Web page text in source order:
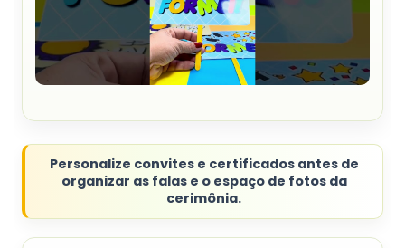
Personalize convites e certificados antes de
organizar as falas e o espaço de fotos da
cerimônia.